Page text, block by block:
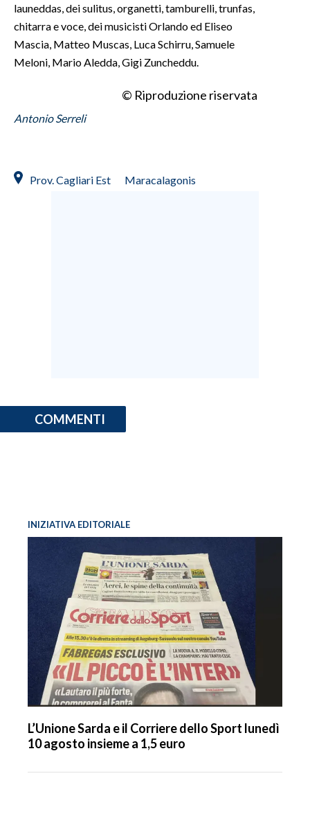
PUBBLICITÀ
SPIAGGE
STORE
launeddas, dei sulitus, organetti, tamburelli, trunfas,
chitarra e voce, dei musicisti Orlando ed Eliseo
Mascia, Matteo Muscas, Luca Schirru, Samuele
Meloni, Mario Aledda, Gigi Zuncheddu.
© Riproduzione riservata
Antonio Serreli
Prov. Cagliari Est Maracalagonis
COMMENTI
INIZIATIVA EDITORIALE
L’Unione Sarda e il Corriere dello Sport lunedì
10 agosto insieme a 1,5 euro